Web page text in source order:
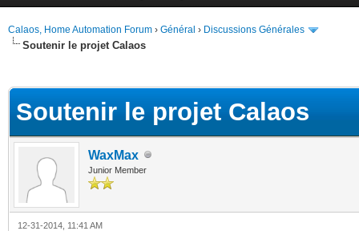
Calaos, Home Automation Forum › Général › Discussions Générales
Soutenir le projet Calaos
Soutenir le projet Calaos
WaxMax
Junior Member
12-31-2014, 11:41 AM